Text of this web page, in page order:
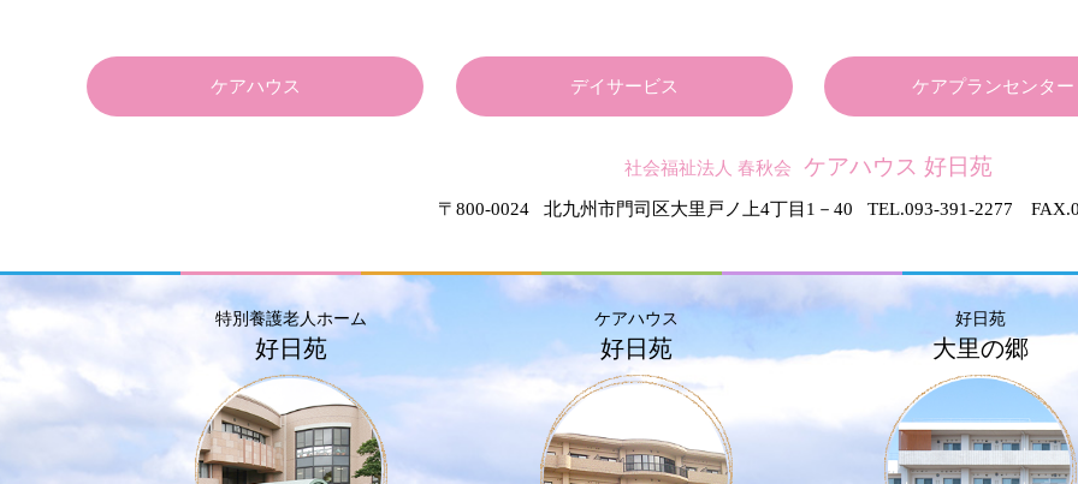
ケアハウス デイサービス ケアプランセンター
社会福祉法人 春秋会 ケアハウス 好日苑
〒800-0024 北九州市門司区大里戸ノ上4丁目1－40 TEL.093-391-2277
特別養護老人ホーム
好日苑
ケアハウス
好日苑
好日苑
大里の郷